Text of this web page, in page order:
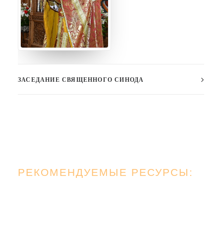
ЗАСЕДАНИЕ СВЯЩЕННОГО СИНОДА
РЕКОМЕНДУЕМЫЕ РЕСУРСЫ: